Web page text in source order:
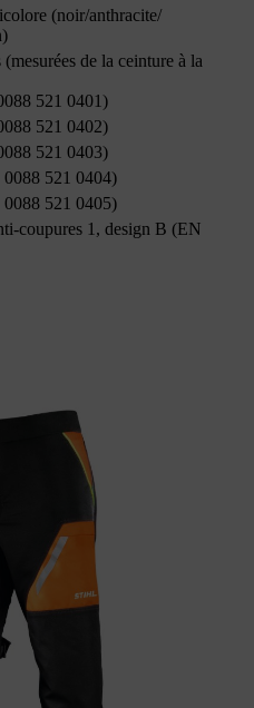
(noir/anthracite/
de la ceinture à la
521 0401)
521 0402)
521 0403)
0088 521 0404)
0088 521 0405)
coupures 1, design B (EN